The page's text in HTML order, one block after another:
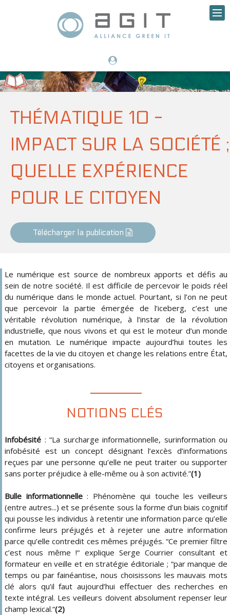
THÉMATIQUE 10 -
IMPACT SUR LA SOCIÉTÉ ;
QUELLE EXPÉRIENCE
POUR LE CITOYEN
Télécharger la publication
Le numérique est source de nombreux apports et défis au
sein de notre société. Il est difficile de percevoir le poids réel
du numérique dans le monde actuel. Pourtant, si l’on ne peut
que percevoir la partie émergée de l’iceberg, c’est une
véritable révolution numérique, à l’instar de la révolution
industrielle, que nous vivons et qui est le moteur d’un monde
en mutation. Le numérique impacte aujourd’hui toutes les
facettes de la vie du citoyen et change les relations entre État,
citoyens et organisations.
NOTIONS CLÉS
Infobésité : “La surcharge informationnelle, surinformation ou
infobésité est un concept désignant l’excès d’informations
reçues par une personne qu’elle ne peut traiter ou supporter
sans porter préjudice à elle-même ou à son activité.”(1)
Bulle informationnelle: Phénomène qui touche les veilleurs
(entre autres...) et se présente sous la forme d’un biais cognitif
qui pousse les individus à retentir une information parce qu’elle
confirme leurs préjugés et à rejeter une autre information
parce qu’elle contredit ces mêmes préjugés. “Ce premier filtre
c’est nous même !“ explique Serge Courrier consultant et
formateur en veille et en stratégie éditoriale ; “par manque de
temps ou par fainéantise, nous choisissons les mauvais mots
clé alors qu’il faut aujourd’hui effectuer des recherches en
texte intégral. Les veilleurs doivent absolument repenser leur
champ lexical.“(2)